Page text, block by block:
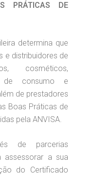
PRÁTICAS DE
determina que
e distribuidores de
cosméticos,
de consumo e
de prestadores
Boas Práticas de
pela ANVISA.
de parcerias
assessorar a sua
do Certificado